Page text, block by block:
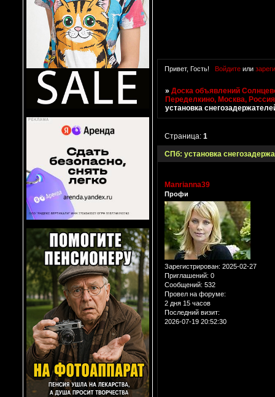
Привет, Гость! Войдитеили
»Доска объявлений
Переделкино, Москва, Россия
установка
СПб: установка
Страница:1
Manrianna39
Профи
Зарегистрирован: 2025-02-27
Приглашений: 0
Сообщений: 532
Провел на форуме:
2 дня 15 часов
Последний визит:
2026-07-19 20:52:30